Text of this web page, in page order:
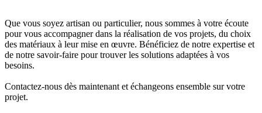
Que vous soyez artisan ou particulier, nous sommes à votre écoute
pour vous accompagner dans la réalisation de vos projets, du choix
des matériaux à leur mise en œuvre. Bénéficiez de notre expertise et
de notre savoir-faire pour trouver les solutions adaptées à vos
besoins.
Contactez-nous dès maintenant et échangeons ensemble sur votre
projet.